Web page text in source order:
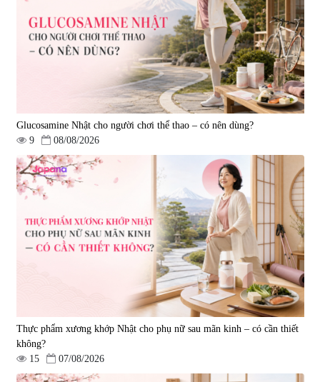
Glucosamine Nhật cho người chơi thể thao – có nên dùng?
9
08/08/2026
Thực phẩm xương khớp Nhật cho phụ nữ sau mãn kinh – có cần thiết
không?
15
07/08/2026